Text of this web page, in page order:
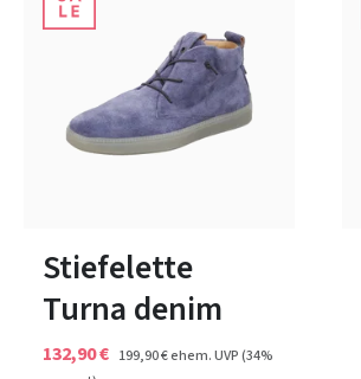
Stiefelette
Turna denim
132,90 € 199,90 €ehem. UVP(34%